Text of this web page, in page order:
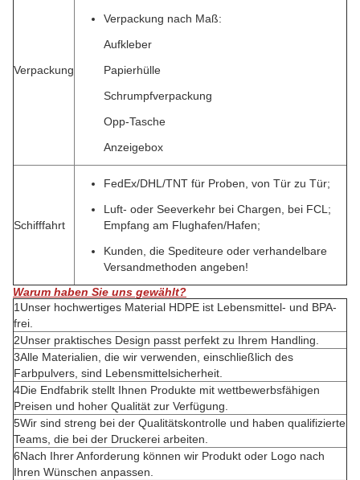
Verpackung
Verpackung nach Maß:
Aufkleber
Papierhülle
Schrumpfverpackung
Opp-Tasche
Anzeigebox
Schifffahrt
FedEx/DHL/TNT für Proben, von Tür zu Tür;
Luft- oder Seeverkehr bei Chargen, bei FCL;
Empfang am Flughafen/Hafen;
Kunden, die Spediteure oder verhandelbare
Versandmethoden angeben!
Warum haben Sie uns gewählt?
1Unser hochwertiges Material HDPE ist Lebensmittel- und BPA-
frei.
2Unser praktisches Design passt perfekt zu Ihrem Handling.
3Alle Materialien, die wir verwenden, einschließlich des
Farbpulvers, sind Lebensmittelsicherheit.
4Die Endfabrik stellt Ihnen Produkte mit wettbewerbsfähigen
Preisen und hoher Qualität zur Verfügung.
5Wir sind streng bei der Qualitätskontrolle und haben qualifizierte
Teams, die bei der Druckerei arbeiten.
6Nach Ihrer Anforderung können wir Produkt oder Logo nach
Ihren Wünschen anpassen.